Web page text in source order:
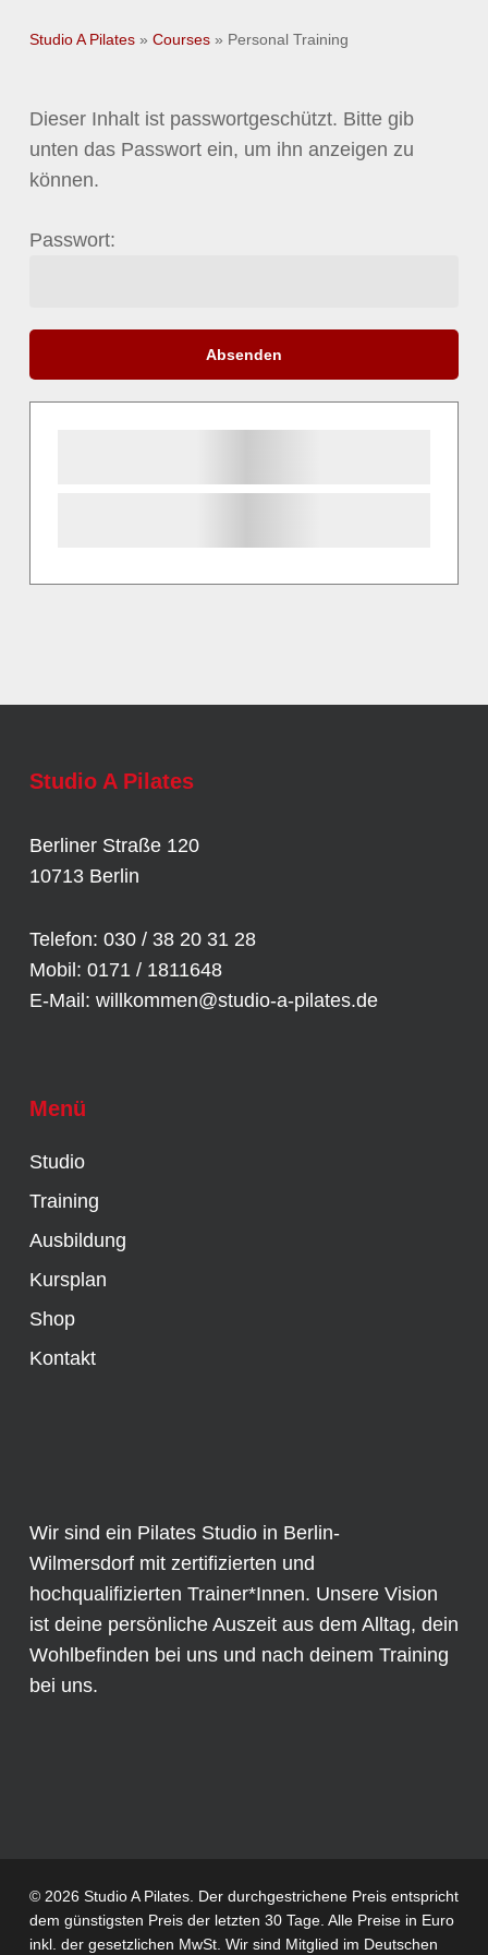
Studio A Pilates» Courses» Personal Training
Dieser Inhalt ist passwortgeschützt. Bitte gib
unten das Passwort ein, um ihn anzeigen zu
können.
Passwort:
Studio A Pilates
Berliner Straße 120
10713 Berlin
Telefon: 030 / 38 20 31 28
Mobil: 0171 / 1811648
E-Mail: willkommen@studio-a-pilates.de
Menü
Studio
Training
Ausbildung
Kursplan
Shop
Kontakt
Wir sind ein Pilates Studio in Berlin-
Wilmersdorf mit zertifizierten und
hochqualifizierten Trainer*Innen. Unsere Vision
ist deine persönliche Auszeit aus dem Alltag, dein
Wohlbefinden bei uns und nach deinem Training
bei uns.
© 2026 Studio A Pilates. Der durchgestrichene Preis entspricht
dem günstigsten Preis der letzten 30 Tage. Alle Preise in Euro
inkl. der gesetzlichen MwSt. Wir sind Mitglied im Deutschen